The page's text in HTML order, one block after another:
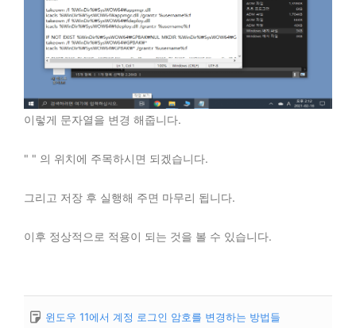
이렇게 문자열을 변경 해줍니다.
" " 의 위치에 주목하시면 되겠습니다.
그리고 저장 후 실행해 주면 마무리 됩니다.
이후 정상적으로 적용이 되는 것을 볼 수 있습니다.
윈도우 11에서 계정 로그인 암호를 변경하는 방법들